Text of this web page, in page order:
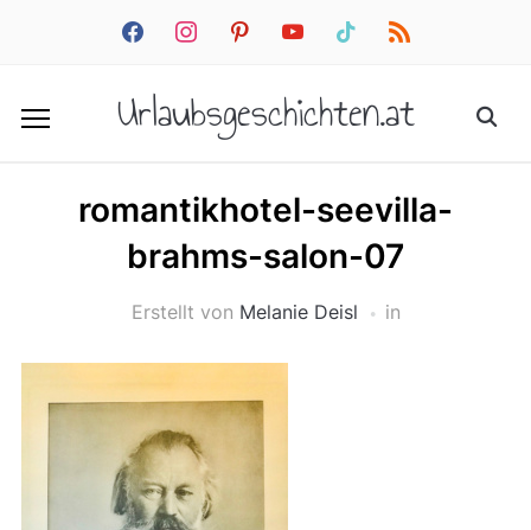
facebookinstagrampinterestyoutube tiktok rss
Urlaubsgeschichten.at
romantikhotel-seevilla-
brahms-salon-07
Erstellt von Melanie Deisl in